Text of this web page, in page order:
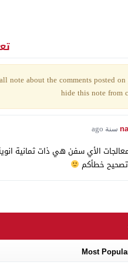
note about the comments posted
hide this note from
الأي سفن هي ذات ثمانية
تصحيح خطأكم
Most